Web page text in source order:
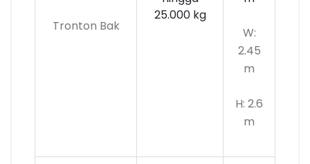
Tronton Bak
25.000 kg
W:
2.45
m
H: 2.6
m